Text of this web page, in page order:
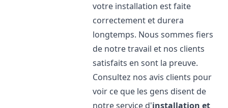
votre installation est faite
correctement et durera
longtemps. Nous sommes fiers
de notre travail et nos clients
satisfaits en sont la preuve.
Consultez nos avis clients pour
voir ce que les gens disent de
notre service d'installation et